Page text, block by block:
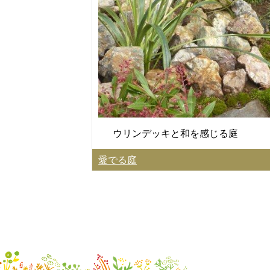
ウリンデッキと和を感じる庭
愛でる庭